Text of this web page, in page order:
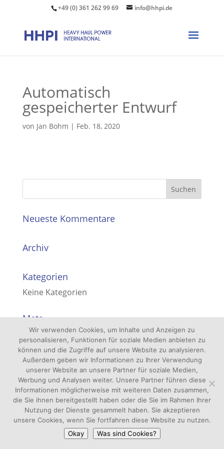
+49 (0) 361 262 99 69 info@hhpi.de
Automatisch
gespeicherter Entwurf
von Jan Bohm | Feb. 18, 2020
Neueste Kommentare
Archiv
Kategorien
Keine Kategorien
Meta
Anmelden
Eintrags-Feed
Kommentar-Feed
WordPress.org
Wir verwenden Cookies, um Inhalte und Anzeigen zu
personalisieren, Funktionen für soziale Medien anbieten zu
können und die Zugriffe auf unsere Website zu analysieren.
Außerdem geben wir Informationen zu Ihrer Verwendung
unserer Website an unsere Partner für soziale Medien,
Werbung und Analysen weiter. Unsere Partner führen diese
Informationen möglicherweise mit weiteren Daten zusammen,
die Sie ihnen bereitgestellt haben oder die Sie im Rahmen Ihrer
Nutzung der Dienste gesammelt haben. Sie akzeptieren
unsere Cookies, wenn Sie fortfahren diese Website zu nutzen.
Okay
Was sind Cookies?